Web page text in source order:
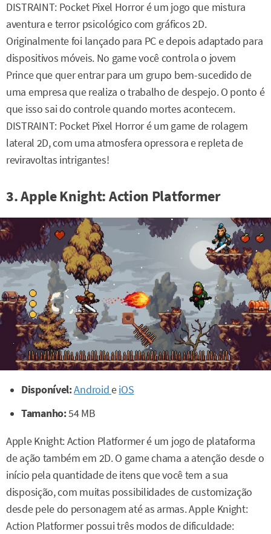
DISTRAINT: Pocket Pixel Horror é um jogo que mistura
aventura e terror psicológico com gráficos 2D.
Originalmente foi lançado para PC e depois adaptado para
dispositivos móveis. No game você controla o jovem
Prince que quer entrar para um grupo bem-sucedido de
uma empresa que realiza o trabalho de despejo. O ponto é
que isso sai do controle quando mortes acontecem.
DISTRAINT: Pocket Pixel Horror é um game de rolagem
lateral 2D, com uma atmosfera opressora e repleta de
reviravoltas intrigantes!
3. Apple Knight: Action Platformer
Disponível:AndroideiOS
Tamanho:54 MB
Apple Knight: Action Platformer é um jogo de plataforma
de ação também em 2D. O game chama a atenção desde o
início pela quantidade de itens que você tem a sua
disposição, com muitas possibilidades de customização
desde pele do personagem até as armas. Apple Knight:
Action Platformer possui três modos de dificuldade: